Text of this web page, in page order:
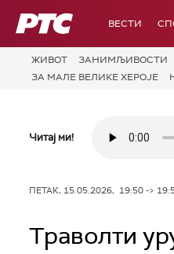
РТС ВЕСТИ
ЖИВОТ ЗАНИМЉИВОСТИ
ЗА МАЛЕ ВЕЛИКЕ ХЕРОЈЕ
Читај ми!
ПЕТАК, 15.05.2026, 19:50 ->
Траволти